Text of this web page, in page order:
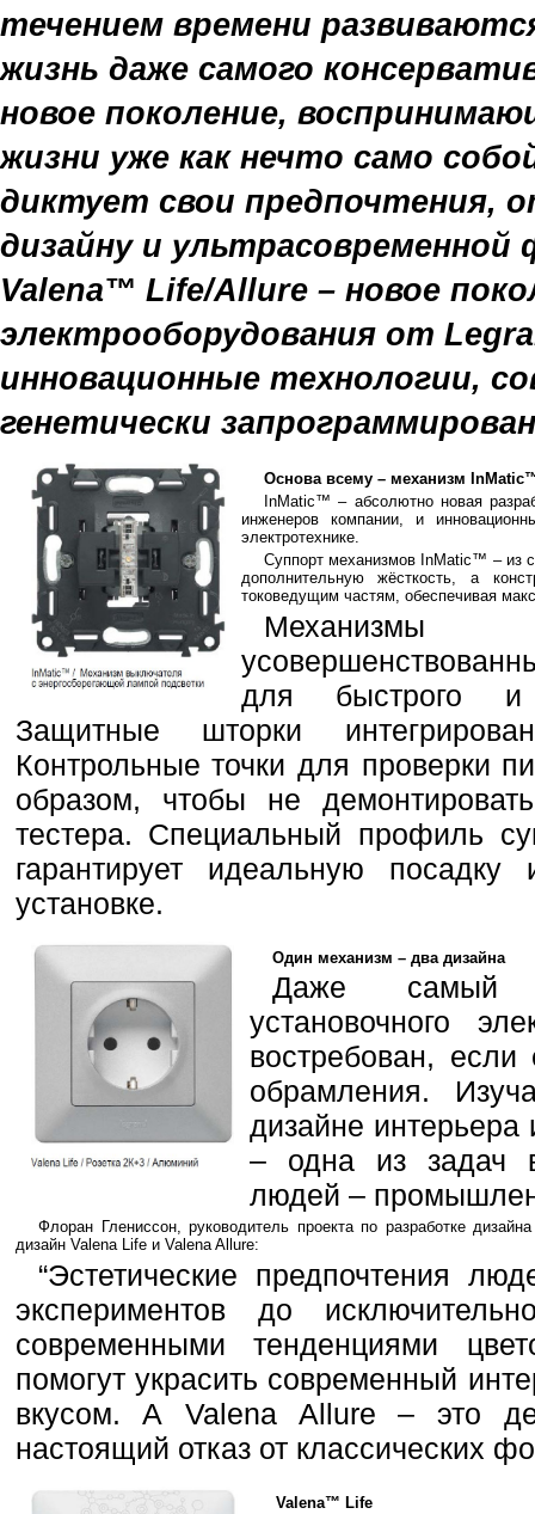
течением времени
жизнь даже самого
новое поколение,
жизни уже как нечто само
диктует свои предпочтения,
дизайну и ультрасовременной
Valena™ Life/Allure – новое
электрооборудования от
инновационные технологии,
генетически
Основа всему – механизм
InMatic™ – абсолютно новая
инженеров компании, и
электротехнике.
Суппорт механизмов InMatic™ – из
дополнительную жёсткость, а
токоведущим частям, обеспечивая
Механизмы
для быстрого и
Защитные шторки
Контрольные точки для проверки
образом, чтобы не
тестера. Специальный профиль
гарантирует идеальную посадку
установке.
Один механизм – два дизайна
Даже самый
установочного
востребован,
обрамления.
дизайне интерьера
– одна из задач
людей –
Флоран Глениссон, руководитель проекта по разработке
дизайн Valena Life и Valena Allure:
“Эстетические предпочтения
экспериментов до
современными тенденциями
помогут украсить современный
вкусом. А Valena Allure – это
настоящий отказ от классических
Valena™ Life